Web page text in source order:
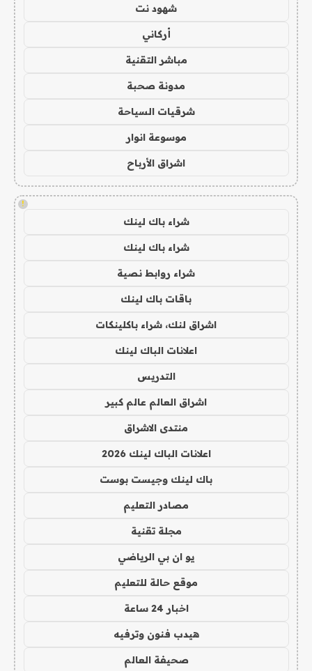
شهود نت
أركاني
مباشر التقنية
مدونة صحبة
شرقيات السياحة
موسوعة انوار
اشراق الأرباح
!
شراء باك لينك
شراء باك لينك
شراء روابط نصية
باقات باك لينك
اشراق لنك، شراء باكلينكات
اعلانات الباك لينك
التدريس
اشراق العالم عالم كبير
منتدى الاشراق
اعلانات الباك لينك 2026
باك لينك وجيست بوست
مصادر التعليم
مجلة تقنية
يو ان بي الرياضي
موقع حالة للتعليم
اخبار 24 ساعة
هيدب فنون وترفيه
صحيفة العالم